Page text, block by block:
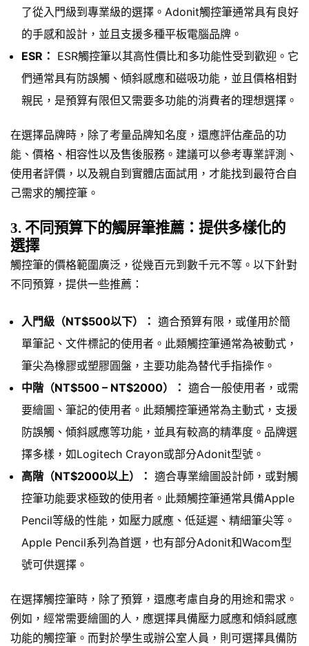
了從入門級到專業級的選擇。Adonit觸控筆通常具有良好
的手感和設計，並且支援多種平板電腦品牌。
ESR： ESR觸控筆以其高性價比和多功能性受到歡迎。它
們通常具有防誤觸、傾斜感應和磁吸功能，並且價格相對
親民，是預算有限但又需要多功能的消費者的理想選擇。
在選擇品牌時，除了考量品牌知名度，還應評估產品的功
能、價格、相容性以及售後服務。建議可以參考專業評測、
使用者評價，以及親自到實體店面試用，才能找到最符合自
己需求的觸控筆。
3. 不同預算下的觸屏筆推薦：提供多樣化的
選擇
觸控筆的價格範圍廣泛，從幾百元到數千元不等。以下針對
不同預算，提供一些推薦：
入門級（NT$500以下）： 適合預算有限，或僅用於簡
單筆記、文件標記的使用者。此類觸控筆通常為被動式，
筆尖為橡膠或塑膠圓盤，主要功能為替代手指操作。
中階（NT$500 – NT$2000）： 適合一般使用者，或需
要繪圖、筆記的使用者。此類觸控筆通常為主動式，支援
防誤觸、傾斜感應等功能，並具有較高的精準度。品牌選
擇多樣，如Logitech Crayon或部分Adonit型號。
高階（NT$2000以上）： 適合專業繪圖設計師，或對觸
控筆功能要求極致的使用者。此類觸控筆通常具備Apple
Pencil等級的性能，如壓力感應、低延遲、精細筆尖等。
Apple Pencil系列為首選，也有部分Adonit和Wacom型
號可供選擇。
在選擇觸控筆時，除了預算，還應考慮自身的用途和需求。
例如，經常需要繪圖的人，應選擇具備壓力感應和傾斜感應
功能的觸控筆。而對於學生或辦公室人員，則可選擇具備防